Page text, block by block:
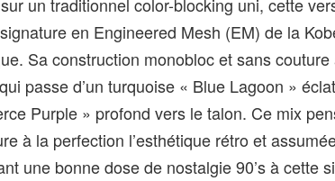
en Engineered Mesh (EM) de la
Sa construction monobloc et sans
passe d’un turquoise « Blue Lagoon »
Purple » profond vers le talon. Ce mix
à la perfection l’esthétique rétro et
une bonne dose de nostalgie 90’s à cette